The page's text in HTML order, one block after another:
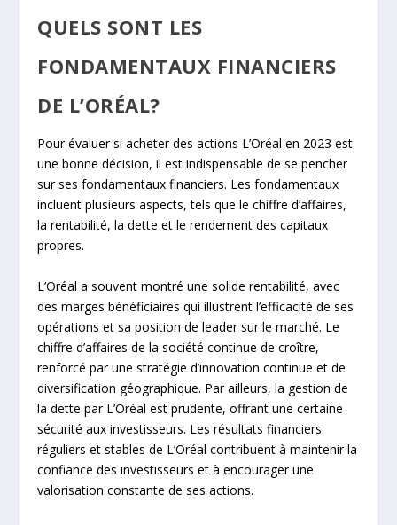
QUELS SONT LES
FONDAMENTAUX FINANCIERS
DE L’ORÉAL?
Pour évaluer si acheter des actions L’Oréal en 2023 est
une bonne décision, il est indispensable de se pencher
sur ses fondamentaux financiers. Les fondamentaux
incluent plusieurs aspects, tels que le chiffre d’affaires,
la rentabilité, la dette et le rendement des capitaux
propres.
L’Oréal a souvent montré une solide rentabilité, avec
des marges bénéficiaires qui illustrent l’efficacité de ses
opérations et sa position de leader sur le marché. Le
chiffre d’affaires de la société continue de croître,
renforcé par une stratégie d’innovation continue et de
diversification géographique. Par ailleurs, la gestion de
la dette par L’Oréal est prudente, offrant une certaine
sécurité aux investisseurs. Les résultats financiers
réguliers et stables de L’Oréal contribuent à maintenir la
confiance des investisseurs et à encourager une
valorisation constante de ses actions.